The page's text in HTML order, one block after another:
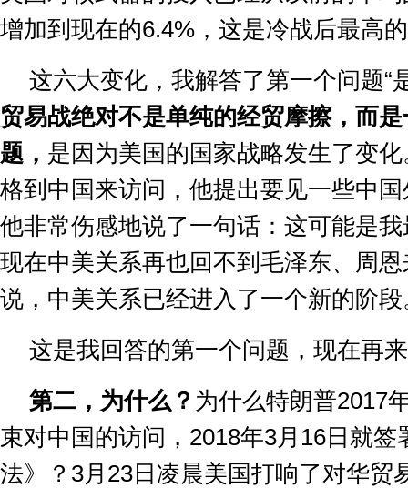
增加到现在的6.4% ，这是冷战后最高
这六大变化，我解答了第一个问题“
贸易战绝对不是单纯的经贸摩擦，而
题， 是因为美国的国家战略发生了变
格到中国来访问，他提出要见一些中
他非常伤感地说了一句话：这可能是
现在中美关系再也回不到毛泽东、周
说，中美关系已经进入了一个新的阶段
这是我回答的第一个问题，现在再
第二，为什么？ 为什么特朗普2017
束对中国的访问， 2018年3月 16日就签
法》？ 3月 23日凌晨美国打响了对华贸